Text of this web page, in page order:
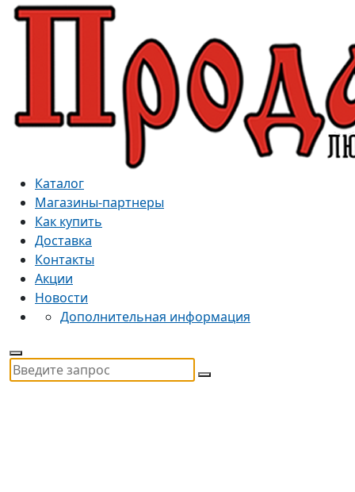
Каталог
Магазины-партнеры
Как купить
Доставка
Контакты
Акции
Новости
Дополнительная информация